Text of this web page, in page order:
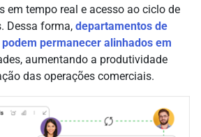
em tempo real e acesso ao ciclo de
Dessa forma, departamentos de
permanecer alinhados em
aumentando a produtividade
das operações comerciais.